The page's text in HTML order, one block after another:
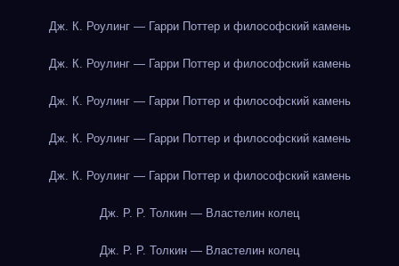
Дж. К. Роулинг — Гарри Поттер и философский камень
Дж. К. Роулинг — Гарри Поттер и философский камень
Дж. К. Роулинг — Гарри Поттер и философский камень
Дж. К. Роулинг — Гарри Поттер и философский камень
Дж. К. Роулинг — Гарри Поттер и философский камень
Дж. Р. Р. Толкин — Властелин колец
Дж. Р. Р. Толкин — Властелин колец